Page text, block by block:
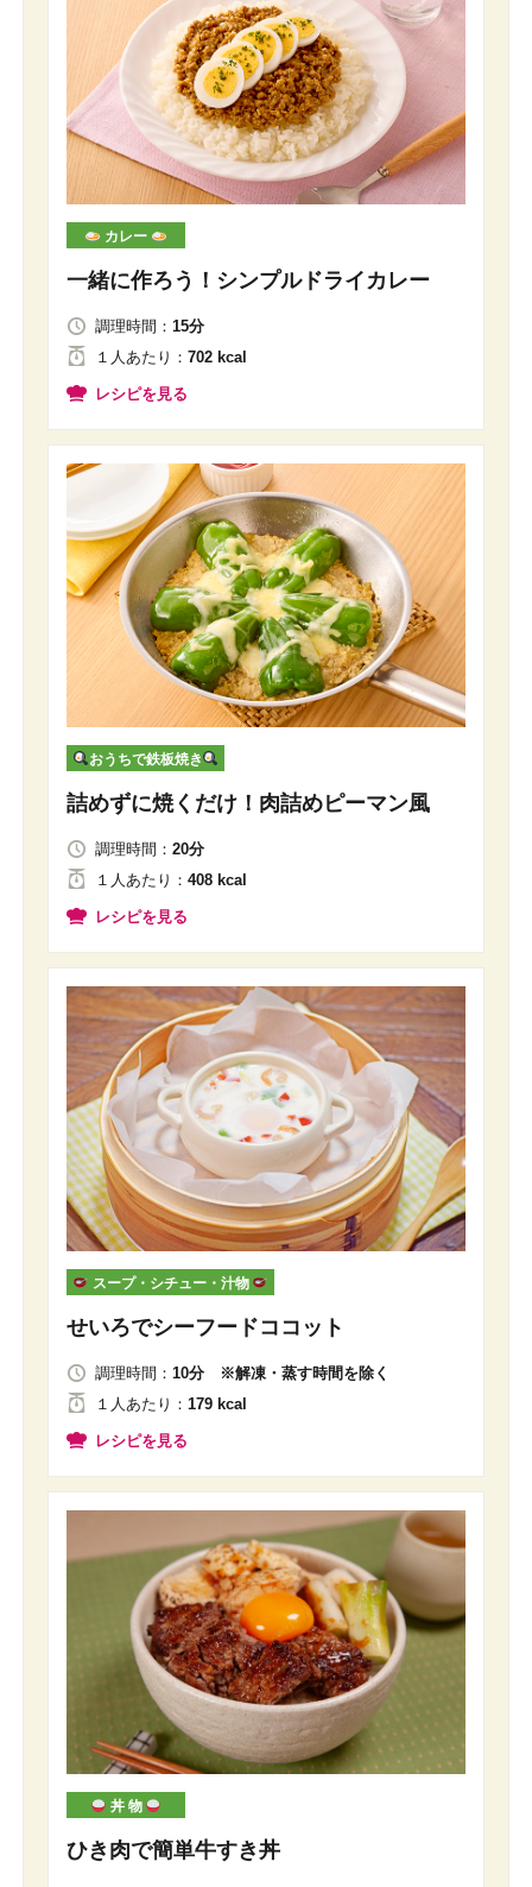
カレー
一緒に作ろう！シンプルドライカレー
調理時間： 15分
１人 あたり ： 702 kcal
レシピを見る
おうちで鉄板焼き
詰めずに焼くだけ！肉詰めピーマン風
調理時間： 20分
１人あたり ： 408 kcal
レシピを見る
スープ・シチュー・汁物
せいろでシーフードココット
調理時間： 10分 ※解凍・蒸す時間を除く
１人 あたり ： 179 kcal
レシピを見る
丼 物
ひき肉で簡単牛すき丼